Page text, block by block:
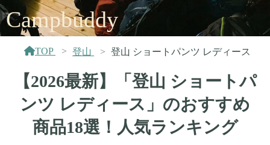
Campbuddy
TOP 登山 登山 ショートパンツ レディース
【2026最新】「登山 ショートパ
ンツ レディース」のおすすめ
商品18選！人気ランキング